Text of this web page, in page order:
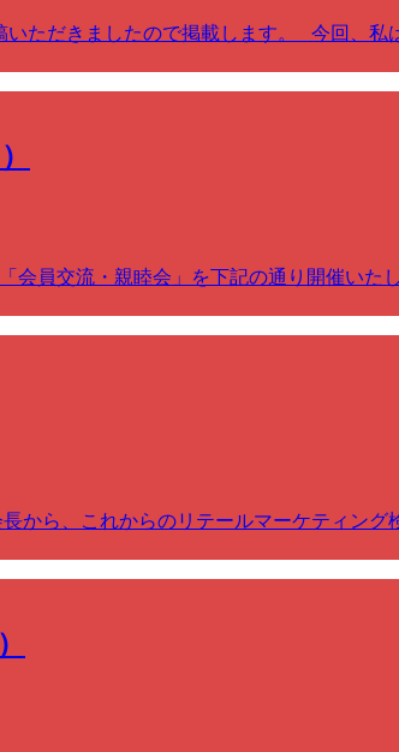
ただきましたので掲載します。 今回、
員交流・親睦会」を下記の通り開催いた
ら、これからのリテールマーケティング